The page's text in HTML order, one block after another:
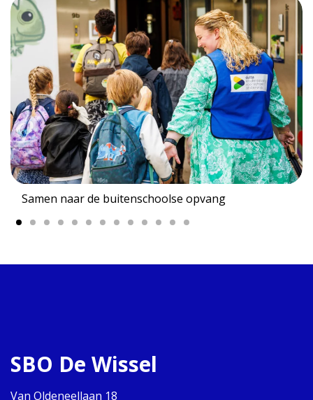
Samen naar de buitenschoolse opvang
SBO De Wissel
Van Oldeneellaan 18